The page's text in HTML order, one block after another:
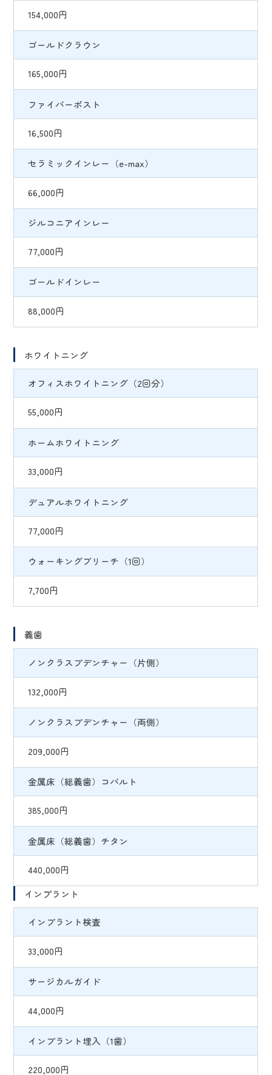
154,000円
ゴールドクラウン
165,000円
ファイバーポスト
16,500円
セラミックインレー（e-max）
66,000円
ジルコニアインレー
77,000円
ゴールドインレー
88,000円
ホワイトニング
オフィスホワイトニング（2回分）
55,000円
ホームホワイトニング
33,000円
デュアルホワイトニング
77,000円
ウォーキングブリーチ（1回）
7,700円
義歯
ノンクラスプデンチャー（片側）
132,000円
ノンクラスプデンチャー（両側）
209,000円
金属床（総義歯）コバルト
385,000円
金属床（総義歯）チタン
440,000円
インプラント
インプラント検査
33,000円
サージカルガイド
44,000円
インプラント埋入（1歯）
220,000円